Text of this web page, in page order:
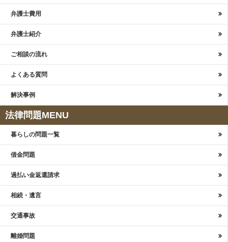
弁護士費用
弁護士紹介
ご相談の流れ
よくある質問
解決事例
法律問題MENU
暮らしの問題一覧
借金問題
過払い金返還請求
相続・遺言
交通事故
離婚問題